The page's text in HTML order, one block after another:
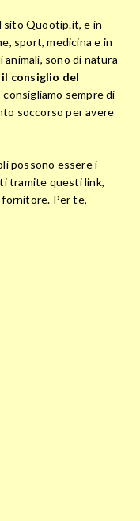
sito Quootip.it, e in
sport, medicina e in
sono di natura
consiglio del
sempre di
soccorso per avere
possono essere i
tramite questi link,
fornitore. Per te,